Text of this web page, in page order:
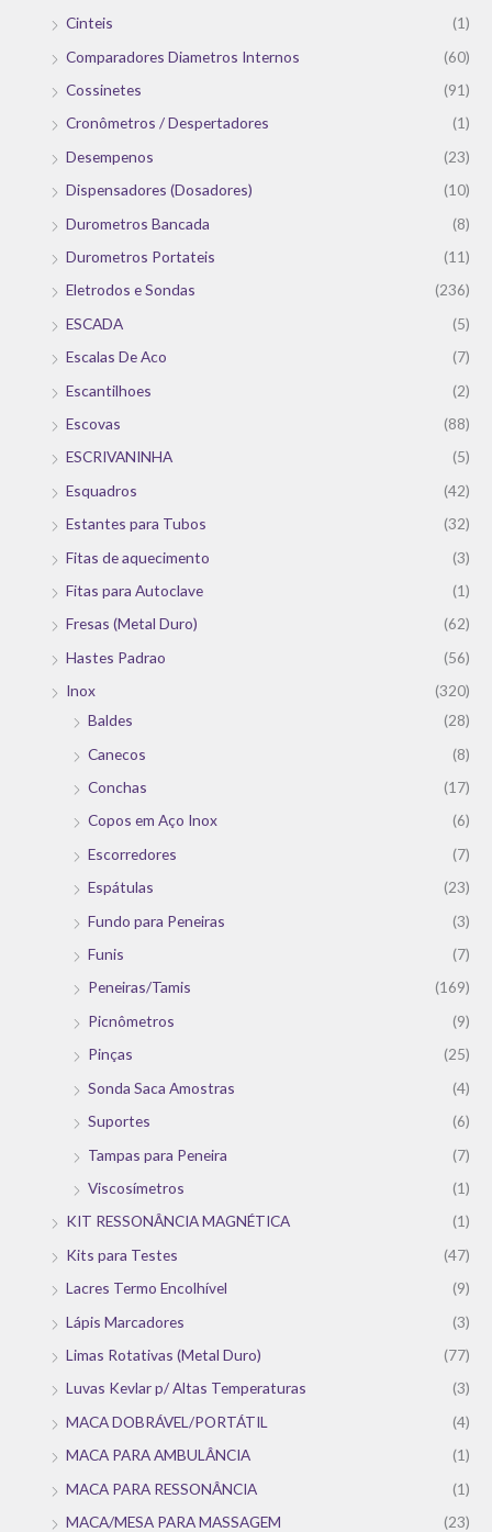
Cinteis
(1)
Comparadores Diametros Internos
(60)
Cossinetes
(91)
Cronômetros / Despertadores
(1)
Desempenos
(23)
Dispensadores (Dosadores)
(10)
Durometros Bancada
(8)
Durometros Portateis
(11)
Eletrodos e Sondas
(236)
ESCADA
(5)
Escalas De Aco
(7)
Escantilhoes
(2)
Escovas
(88)
ESCRIVANINHA
(5)
Esquadros
(42)
Estantes para Tubos
(32)
Fitas de aquecimento
(3)
Fitas para Autoclave
(1)
Fresas (Metal Duro)
(62)
Hastes Padrao
(56)
Inox
(320)
Baldes
(28)
Canecos
(8)
Conchas
(17)
Copos em Aço Inox
(6)
Escorredores
(7)
Espátulas
(23)
Fundo para Peneiras
(3)
Funis
(7)
Peneiras/Tamis
(169)
Picnômetros
(9)
Pinças
(25)
Sonda Saca Amostras
(4)
Suportes
(6)
Tampas para Peneira
(7)
Viscosímetros
(1)
KIT RESSONÂNCIA MAGNÉTICA
(1)
Kits para Testes
(47)
Lacres Termo Encolhível
(9)
Lápis Marcadores
(3)
Limas Rotativas (Metal Duro)
(77)
Luvas Kevlar p/ Altas Temperaturas
(3)
MACA DOBRÁVEL/PORTÁTIL
(4)
MACA PARA AMBULÂNCIA
(1)
MACA PARA RESSONÂNCIA
(1)
MACA/MESA PARA MASSAGEM
(23)